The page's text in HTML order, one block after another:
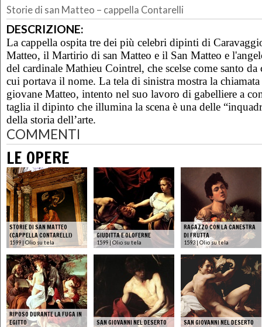
Storie di san Matteo – cappella Contarelli
DESCRIZIONE:
La cappella ospita tre dei più celebri dipinti di
Matteo, il Martirio di san Matteo e il San Matteo e
del cardinale Mathieu Cointrel, che scelse come santo
cui portava il nome. La tela di sinistra mostra la
giovane Matteo, intento nel suo lavoro di gabelliere a
taglia il dipinto che illumina la scena è una delle
della storia dell’arte.
COMMENTI
LE OPERE
STORIE DI SAN MATTEO
(CAPPELLA CONTARELLI)
1599 | Olio su tela
GIUDITTA E OLOFERNE
1599 | Olio su tela
RAGAZZO CON LA CANESTRA
DI FRUTTA
1593 | Olio su tela
RIPOSO DURANTE LA FUGA IN
EGITTO
SAN GIOVANNI NEL DESERTO SAN GIOVANNI NEL DESERTO